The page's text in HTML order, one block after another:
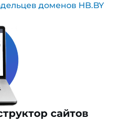
доменов HB.BY
сайтов